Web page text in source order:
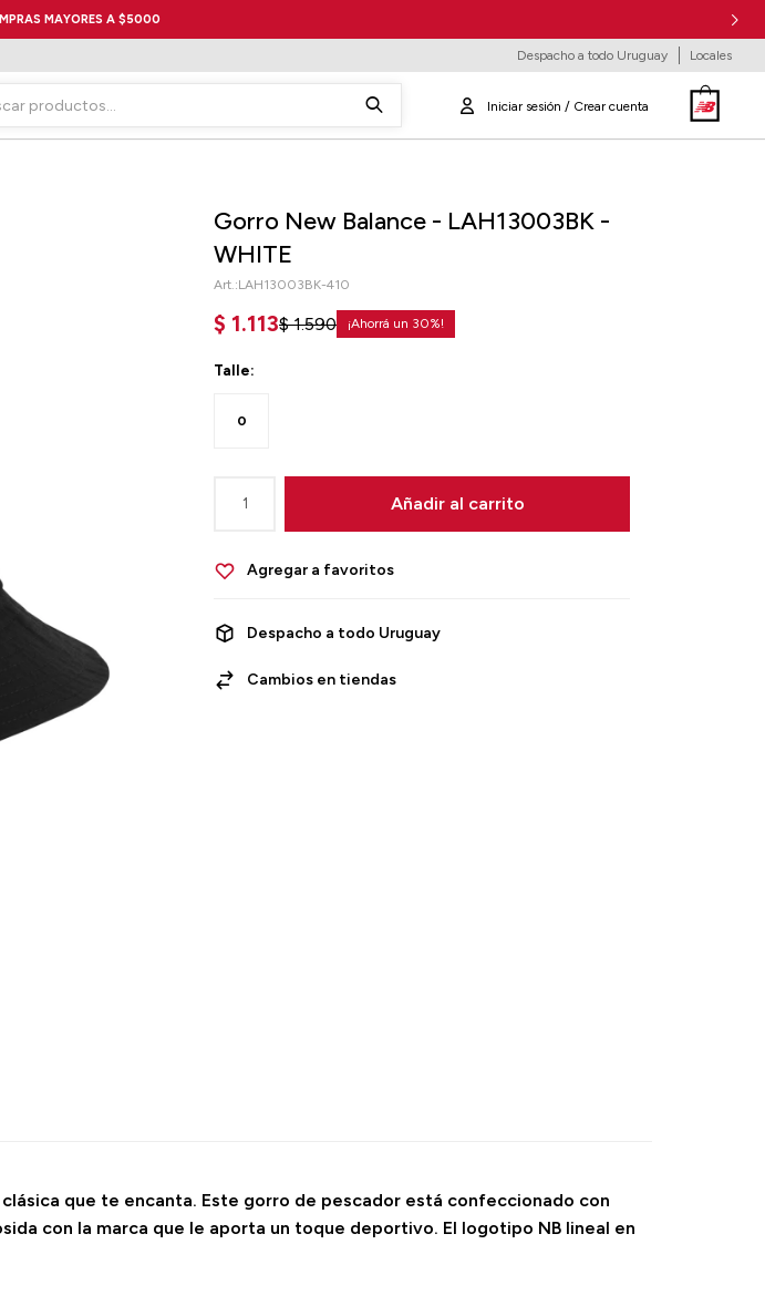
MAYORES A $5000
Despacho a todo Uruguay Locales
Gorro New Balance - LAH13003BK -
WHITE
LAH13003BK-410
$ 1.113$ 1.590 30
Talle:
0
1 Añadir al carrito
Despacho a todo Uruguay
Cambios en tiendas
que te encanta. Este gorro de pescador está confeccionado con
con la marca que le aporta un toque deportivo. El logotipo NB lineal en